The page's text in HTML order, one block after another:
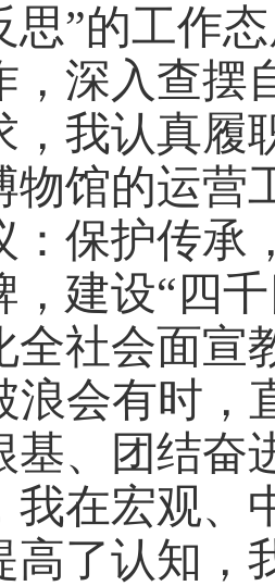
思”的工作
，深入查摆
，我认真履
物馆的运营
：保护传承
，建设“四
全社会面宣
浪会有时，
基、团结奋
我在宏观、
高了认知，